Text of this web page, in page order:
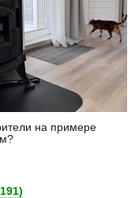
на примере